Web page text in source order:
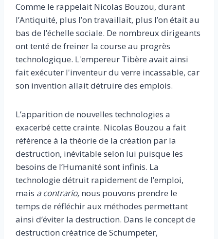
Comme le rappelait Nicolas Bouzou, durant
l’Antiquité, plus l’on travaillait, plus l’on était au
bas de l’échelle sociale. De nombreux dirigeants
ont tenté de freiner la course au progrès
technologique. L'empereur Tibère avait ainsi
fait exécuter l'inventeur du verre incassable, car
son invention allait détruire des emplois.
L’apparition de nouvelles technologies a
exacerbé cette crainte. Nicolas Bouzou a fait
référence à la théorie de la création par la
destruction, inévitable selon lui puisque les
besoins de l’Humanité sont infinis. La
technologie détruit rapidement de l’emploi,
mais a contrario, nous pouvons prendre le
temps de réfléchir aux méthodes permettant
ainsi d’éviter la destruction. Dans le concept de
destruction créatrice de Schumpeter,